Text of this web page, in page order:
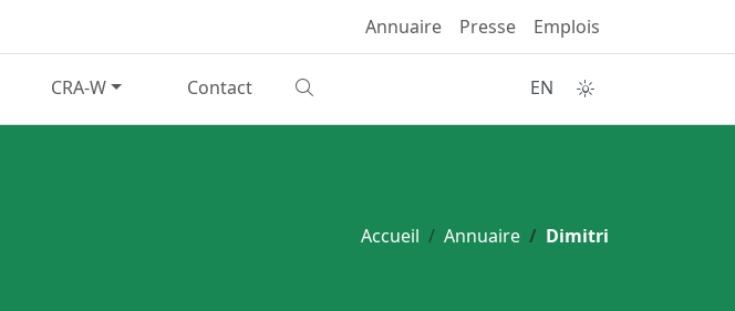
Annuaire Presse Emplois
CRA-W Contact EN
Accueil Annuaire Dimitri